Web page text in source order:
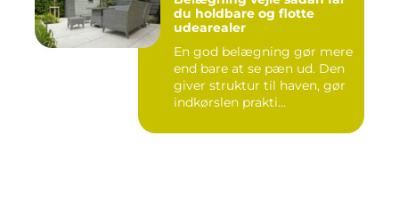
du holdbare og flotte
udearealer
En god belægning gør mere
end bare at se pæn ud. Den
giver struktur til haven, gør
indkørslen prakti...